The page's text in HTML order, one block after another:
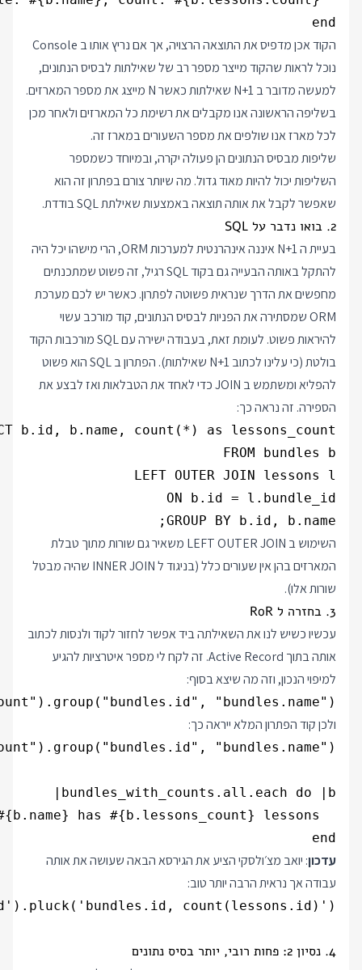
end
הקוד אכן מדפיס את התוצאה הרצויה, אך אם נריץ אותו ב Console
נוכל לראות שהקוד מייצר מספר רב של שאילתות לבסיס הנתונים,
למעשה מדובר ב N+1 שאילתות כאשר N מייצג את מספר המארזים.
בשליפה הראשונה אנו מקבלים את רשימת כל המארזים ולאחר מכן
לכל מארז אנו שולפים את מספר השעורים במארז זה.
שליפות מבסיס הנתונים הן פעולה יקרה, ובמיוחד כשמספר
השליפות יכול להיות מאוד גדול. מה שיותר צורם בפתרון זה הוא
שאפשר לקבל את אותה תוצאה באמצעות שאילתת SQL בודדת.
2. בואו נדבר על SQL
בעיית ה N+1 איננה אינהרנטית למערכות ORM, הרי מישהו יכל היה
להתקל באותה הבעייה גם בקוד SQL רגיל, זה פשוט שמתכנתים
מחפשים את הדרך שנראית פשוטה לפתרון. כאשר יש לכם מערכת
ORM שמסתירה את הפניות לבסיס הנתונים, קוד מורכב עשוי
להיראות פשוט. לעומת זאת, בעבודה ישירה עם SQL מורכבות הקוד
בולטת (כי עלינו לכתוב N+1 שאילתות). הפתרון ב SQL הוא פשוט
להפליא ומשתמש ב JOIN כדי לאחד את הטבלאות ואז לבצע את
הספירה. זה נראה כך:
GROUP BY b.id, b.name;
השימוש ב LEFT OUTER JOIN משאיר גם שורות מתוך טבלת
המארזים בהן אין שעורים כלל (בניגוד ל INNER JOIN שהיה מבטל
שורות אלו).
3. בחזרה ל RoR
עכשיו כשיש לנו את השאילתה ביד אפשר לחזור לקוד ולנסות לכתוב
אותה בתוך Active Record. זה לקח לי מספר איטרציות להגיע
למיפוי הנכון, וזה מה שיצא בסוף:
"bundles.name")
ולכן קוד הפתרון המלא ייראה כך:
end
עדכון: יואב מצ׳ולסקיהציע את הגירסא הבאה שעושה את אותה
עבודה אך נראית הרבה יותר טוב:
count(lessons.id)')
4. נסיון 2: פחות רובי, יותר בסיס נתונים